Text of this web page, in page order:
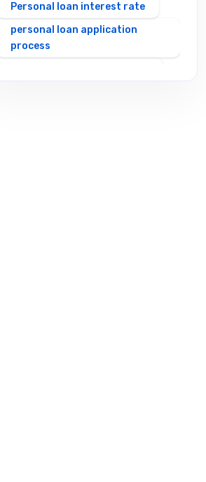
Personal loan interest rate
personal loan application
process